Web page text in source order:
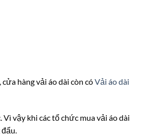
hàng vải áo dài còn cóVải áo dài
vậy khi các tổ chức mua vải áo dài
đẩu.